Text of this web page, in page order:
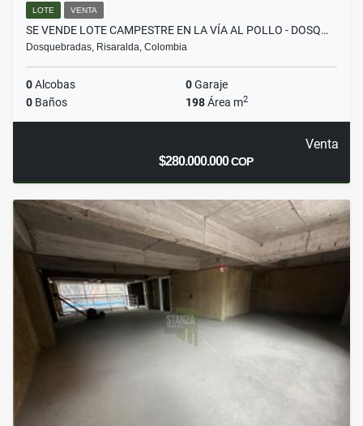
LOTE VENTA
SE VENDE LOTE CAMPESTRE EN LA VÍA AL POLLO - DOSQ…
Dosquebradas, Risaralda, Colombia
0Alcobas 0Garaje
0 Baños 198Área m2
Venta
$280.000.000COP